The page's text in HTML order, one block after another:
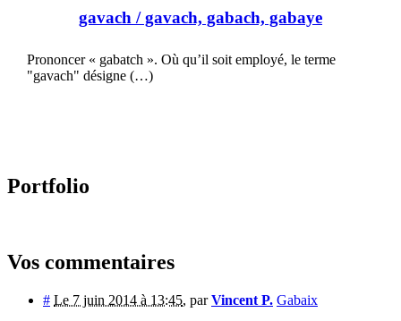
gavach / gavach, gabach, gabaye
Prononcer « gabatch ». Où qu’il soit employé, le terme
"gavach" désigne (…)
Portfolio
Vos commentaires
# Le 7 juin 2014 à 13:45, parVincent P. Gabaix